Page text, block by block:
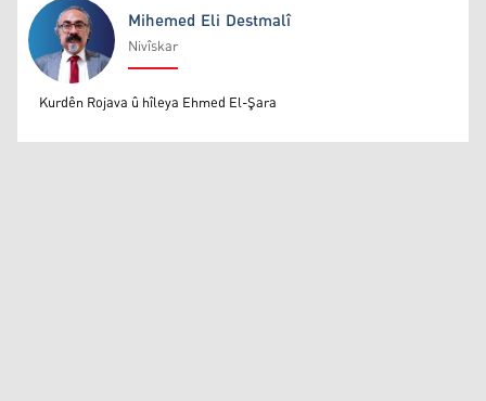
Mihemed Eli Destmalî
Mihemed Eli Destmalî
Nivîskar
Kurdên Rojava û hîleya Ehmed El-Şara